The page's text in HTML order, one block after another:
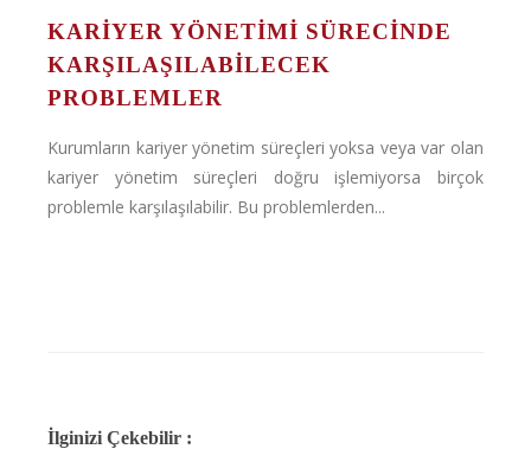
KARIYER YÖNETIMI SÜRECINDE
KARŞILAŞILABILECEK
PROBLEMLER
Kurumların kariyer yönetim süreçleri yoksa veya var olan
kariyer yönetim süreçleri doğru işlemiyorsa birçok
problemle karşılaşılabilir. Bu problemlerden...
İlginizi Çekebilir :